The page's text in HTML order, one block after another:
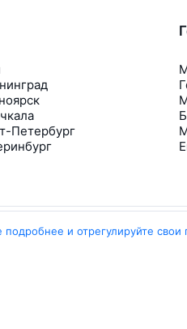
Петербург
подробнее и отрегулируйте свои